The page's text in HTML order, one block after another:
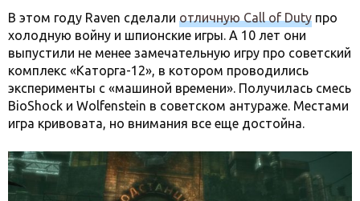
В этом году Raven сделали отличную Call of Duty про
холодную войну и шпионские игры. А 10 лет они
выпустили не менее замечательную игру про советский
комплекс «Каторга-12», в котором проводились
эксперименты с «машиной времени». Получилась смесь
BioShock и Wolfenstein в советском антураже. Местами
игра кривовата, но внимания все еще достойна.